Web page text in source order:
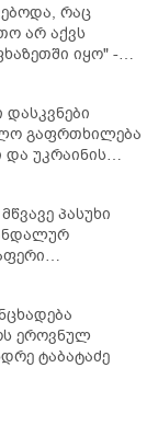
რეგიონებში"
რაც
არ აქვს
იყო" -
გაფრთხილება
და უკრაინის
ომი
პასუხი
მოკლული
ეროვნულ
ტაბატაძე